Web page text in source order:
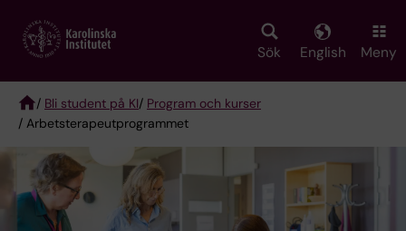
main
Sök English Meny
Breadcrumb
/ Bli student på KI/ Program och kurser
/ Arbetsterapeutprogrammet